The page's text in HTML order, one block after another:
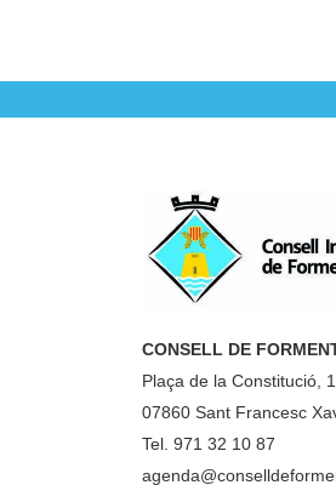
CONSELL DE
Plaça de la Constitució, 1
07860 Sant Francesc
Tel. 971 32 10 87